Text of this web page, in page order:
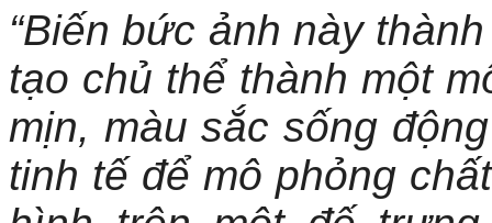
“Biến bức ảnh này
tạo chủ thể thành một
mịn, màu sắc sống
tinh tế để mô phỏng